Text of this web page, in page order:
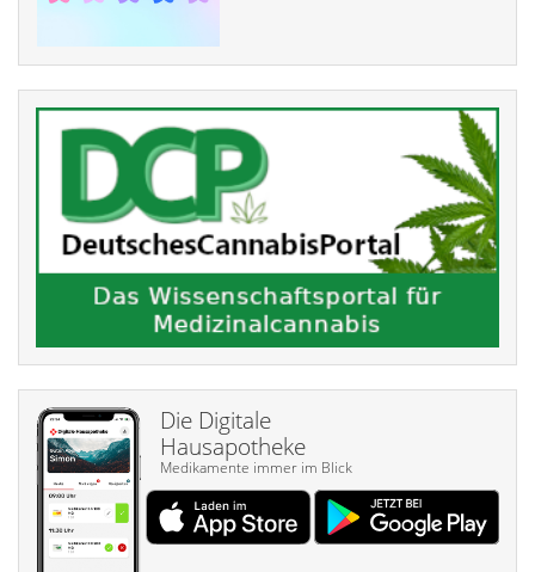
Die Digitale
Hausapotheke
Medikamente immer im Blick